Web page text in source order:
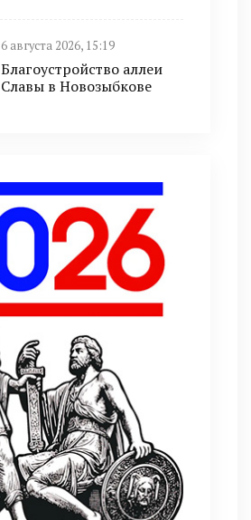
6 августа 2026, 15:19
Благоустройство аллеи
Славы в Новозыбкове